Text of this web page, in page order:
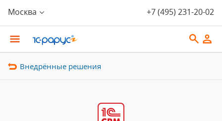
Москва +7 (495) 231-20-02
Внедрённые решения